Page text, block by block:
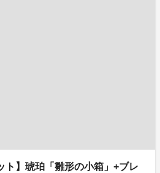
】琥珀「雛形の小箱」+ブレ